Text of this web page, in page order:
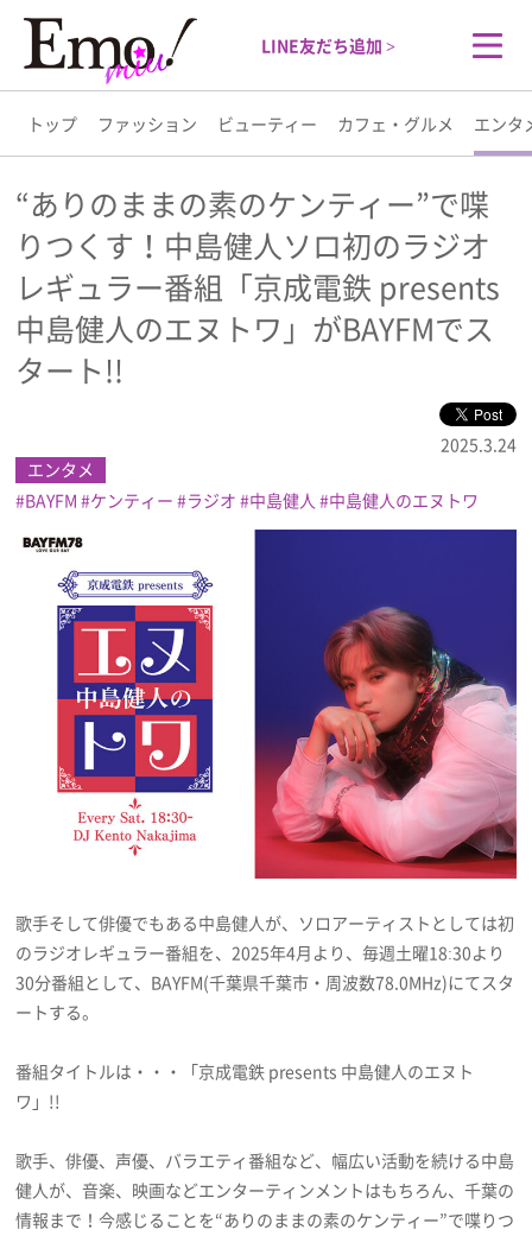
LINE友だち追加 >
トップ ファッション ビューティー カフェ・グルメ エンタ
トップ
ファッション
ビューティー
カフェ・グルメ
エンタメ
ライフスタイル
プレゼント
インタビュー
フィルム
Emoメン
Emo!miuとは？
プライバシーポリシー
お問い合わせ
“ありのままの素のケンティー”で喋
りつくす！中島健人ソロ初のラジオ
レギュラー番組「京成電鉄 presents
中島健人のエヌトワ」がBAYFMでス
タート!!
2025.3.24
エンタメ
BAYFM
ケンティー ラジオ 中島健人 中島健人のエヌトワ
歌手そして俳優でもある中島健人が、ソロアーティストとしては初
のラジオレギュラー番組を、2025年4月より、毎週土曜18:30より
30分番組として、BAYFM(千葉県千葉市・周波数78.0MHz)にてスタ
ートする。
番組タイトルは・・・「京成電鉄 presents 中島健人のエヌト
ワ」!!
歌手、俳優、声優、バラエティ番組など、幅広い活動を続ける中島
健人が、音楽、映画などエンターティンメントはもちろん、千葉の
情報まで！今感じることを“ありのままの素のケンティー”で喋りつ